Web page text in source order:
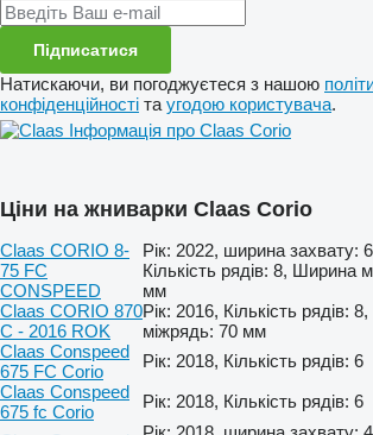
Підписатися
Натискаючи, ви погоджуєтеся з нашою
конфіденційності та угодою користувача.
Інформація про Claas Corio
Ціни на жниварки Claas Corio
Claas CORIO 8-
75 FC
CONSPEED
Рік: 2022, ширина захвату:
Кількість рядів: 8, Ширина
мм
Claas CORIO 870
C - 2016 ROK
Рік: 2016, Кількість рядів:
міжрядь: 70 мм
Claas Conspeed
675 FC Corio
Рік: 2018, Кількість рядів: 6
Claas Conspeed
675 fc Corio
Рік: 2018, Кількість рядів: 6